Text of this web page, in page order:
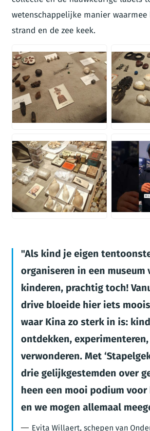
wetenschappelijke manier
strand en de zee keek.
JPG
JPG VIDEO
Als kind je eigen
organiseren in een museum
kinderen, prachtig toch!
drive bloeide hier iets
waar Kina zo sterk in is:
ontdekken, experimenteren,
verwonderen. Met
drie gelijkgestemden over
heen een mooi podium voor
en we mogen allemaal
Evita Willaert, schepen van